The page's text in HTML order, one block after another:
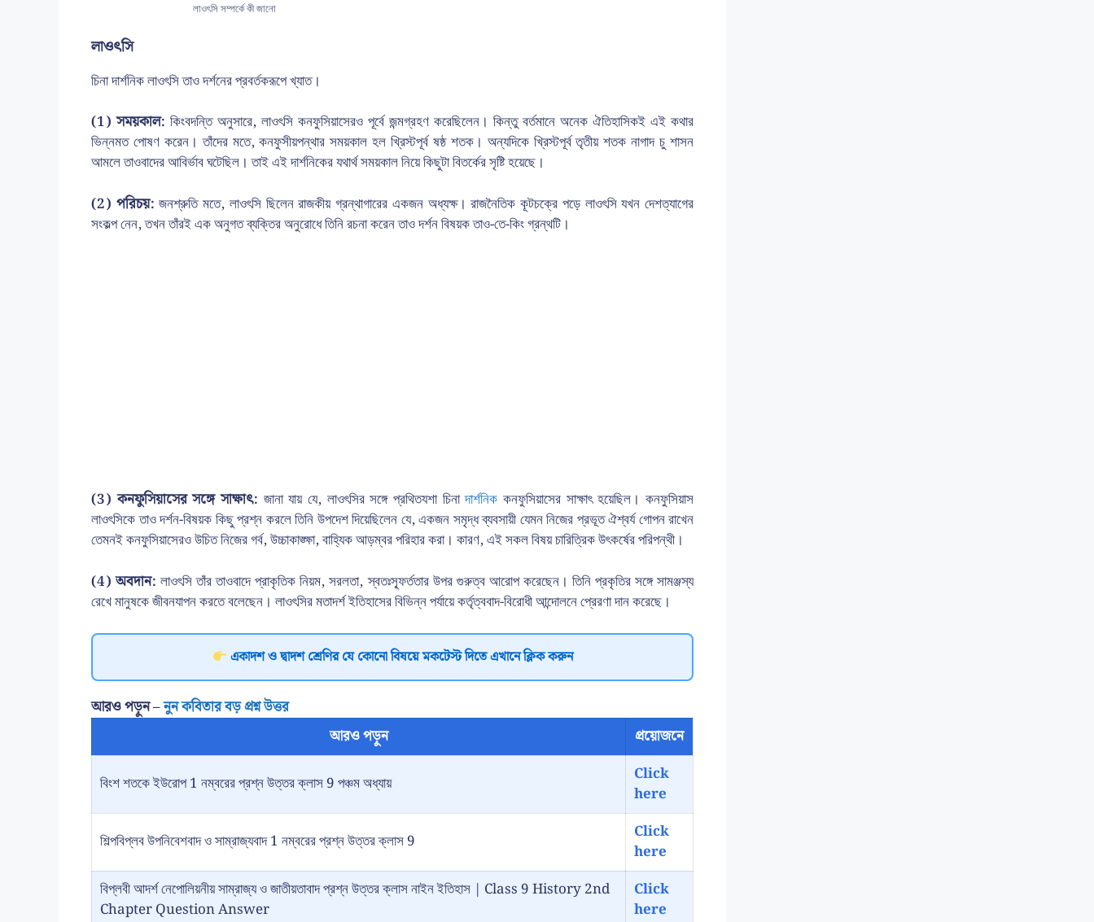
লাওৎসি সম্পর্কে কী জানো
লাওৎসি
চিনা দার্শনিক লাওৎসি তাও দর্শনের প্রবর্তকরূপে খ্যাত।
(1) সময়কাল: কিংবদন্তি অনুসারে, লাওৎসি কনফুসিয়াসেরও পূর্বে জন্মগ্রহণ করেছিলেন। কিন্তু বর্তমানে অনেক ঐতিহাসিকই এই কথার
ভিন্নমত পোষণ করেন। তাঁদের মতে, কনফুসীয়পন্থার সময়কাল হল খ্রিস্টপূর্ব ষষ্ঠ শতক। অন্যদিকে খ্রিস্টপূর্ব তৃতীয় শতক নাগাদ চু শাসন
আমলে তাওবাদের আবির্ভাব ঘটেছিল। তাই এই দার্শনিকের যথার্থ সময়কাল নিয়ে কিছুটা বিতর্কের সৃষ্টি হয়েছে।
(2) পরিচয়: জনশ্রুতি মতে, লাওৎসি ছিলেন রাজকীয় গ্রন্থাগারের একজন অধ্যক্ষ। রাজনৈতিক কূটচক্রে পড়ে লাওৎসি যখন দেশত্যাগের
সংকল্প নেন, তখন তাঁরই এক অনুগত ব্যক্তির অনুরোধে তিনি রচনা করেন তাও দর্শন বিষয়ক তাও-তে-কিং গ্রন্থটি।
(3) কনফুসিয়াসের সঙ্গে সাক্ষাৎ: জানা যায় যে, লাওৎসির সঙ্গে প্রথিতযশা চিনাদার্শনিক কনফুসিয়াসের সাক্ষাৎ হয়েছিল। কনফুসিয়াস
লাওৎসিকে তাও দর্শন-বিষয়ক কিছু প্রশ্ন করলে তিনি উপদেশ দিয়েছিলেন যে, একজন সমৃদ্ধ ব্যবসায়ী যেমন নিজের প্রভূত ঐশ্বর্য গোপন রাখেন
তেমনই কনফুসিয়াসেরও উচিত নিজের গর্ব, উচ্চাকাঙ্ক্ষা, বাহ্যিক আড়ম্বর পরিহার করা। কারণ, এই সকল বিষয় চারিত্রিক উৎকর্ষের পরিপন্থী।
(4) অবদান:লাওৎসি তাঁর তাওবাদে প্রাকৃতিক নিয়ম, সরলতা, স্বতঃস্ফূর্ততার উপর গুরুত্ব আরোপ করেছেন। তিনি প্রকৃতির সঙ্গে সামঞ্জস্য
রেখে মানুষকে জীবনযাপন করতে বলেছেন। লাওৎসির মতাদর্শ ইতিহাসের বিভিন্ন পর্যায়ে কর্তৃত্ববাদ-বিরোধী আন্দোলনে প্রেরণা দান করেছে।
একাদশ ও দ্বাদশ শ্রেণির যে কোনো বিষয়ে মকটেস্ট দিতে এখানে ক্লিক করুন
আরও পড়ুন –নুন কবিতার বড় প্রশ্ন উত্তর
আরও পড়ুন
প্রয়োজনে
বিংশ শতকে ইউরোপ 1 নম্বরের প্রশ্ন উত্তর ক্লাস 9 পঞ্চম অধ্যায়
Click
here
শিল্পবিপ্লব উপনিবেশবাদ ও সাম্রাজ্যবাদ 1 নম্বরের প্রশ্ন উত্তর ক্লাস 9
Click
here
বিপ্লবী আদর্শ নেপোলিয়নীয় সাম্রাজ্য ও জাতীয়তাবাদ প্রশ্ন উত্তর ক্লাস নাইন ইতিহাস | Class 9 History 2nd
Chapter Question Answer
Click
here